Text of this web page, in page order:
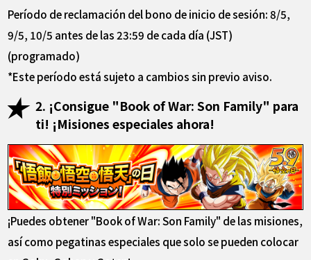
Período de reclamación del bono de inicio de sesión: 8/5,
9/5, 10/5 antes de las 23:59 de cada día (JST)
(programado)
*Este período está sujeto a cambios sin previo aviso.
2. ¡Consigue "Book of War: Son Family" para
ti! ¡Misiones especiales ahora!
¡Puedes obtener "Book of War: Son Family" de las misiones,
así como pegatinas especiales que solo se pueden colocar